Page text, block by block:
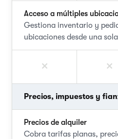
Acceso a múltiples
Gestiona inventario y
ubicaciones desde una
Precios, impuestos y
Precios de alquiler
Cobra tarifas planas,